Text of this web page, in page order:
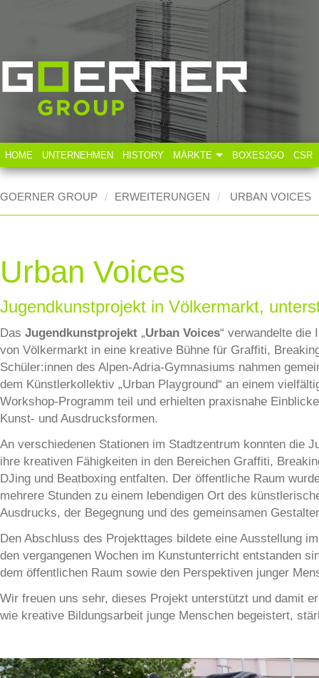
HOME UNTERNEHMEN HISTORY MÄRKTE
Lebensmittelindustrie
BOXES2GO CSR
GOERNER GROUP ERWEITERUNGEN URBAN VOICES
Urban Voices
Jugendkunstprojekt in Völkermarkt,
Das Jugendkunstprojekt „Urban Voices“ verwandelte die
von Völkermarkt in eine kreative Bühne für Graffiti,
Schüler:innen des Alpen-Adria-Gymnasiums nahmen
dem Künstlerkollektiv „Urban Playground“ an einem
Workshop-Programm teil und erhielten praxisnahe
Kunst- und Ausdrucksformen.
An verschiedenen Stationen im Stadtzentrum konnten die
ihre kreativen Fähigkeiten in den Bereichen Graffiti,
DJing und Beatboxing entfalten. Der öffentliche Raum
mehrere Stunden zu einem lebendigen Ort des
Ausdrucks, der Begegnung und des gemeinsamen
Den Abschluss des Projekttages bildete eine Ausstellung
den vergangenen Wochen im Kunstunterricht entstanden
dem öffentlichen Raum sowie den Perspektiven junger
Wir freuen uns sehr, dieses Projekt unterstützt und damit
wie kreative Bildungsarbeit junge Menschen begeistert,